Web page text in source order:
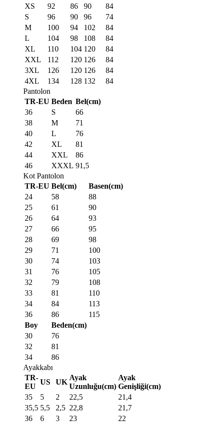
XS
92 86 90
84
S
96 90 96
74
M
100 94 102
84
L
104 98 108
84
XL
110 104 120
84
XXL
112 120 126
84
3XL
126 120 126
84
4XL
134 128 132
84
Pantolon
TR-EU Beden Bel(cm)
36
S
66
38
M
71
40
L
76
42
XL
81
44
XXL
86
46
XXXL 91,5
Kot Pantolon
TR-EU Bel(cm)
Basen(cm)
24
58
88
25
61
90
26
64
93
27
66
95
28
69
98
29
71
100
30
74
103
31
76
105
32
79
108
33
81
110
34
84
113
36
86
115
Boy
Beden(cm)
30
76
32
81
34
86
Ayakkabı
TR-
EU
US UK
Ayak
Uzunluğu(cm)
Ayak
Genişliği(cm)
35
5 2 22,5
21,4
35,5 5,5 2,5 22,8
21,7
36
6 3 23
22